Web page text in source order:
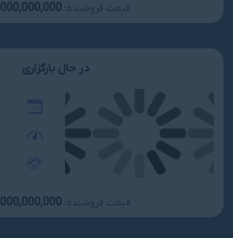
قیمت فروشنده: 000,000,000
در حال بارگزاری
قیمت فروشنده: 000,000,000